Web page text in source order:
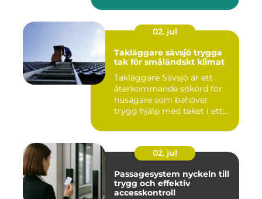
02. jul
Takläggare sävsjö trygga
tak för småländskt klimat
Takläggare Sävsjö är ett
återkommande sökord för
husägare som behöver
trygg hjälp med taket i ett
02. jul
Passagesystem nyckeln till
trygg och effektiv
accesskontroll